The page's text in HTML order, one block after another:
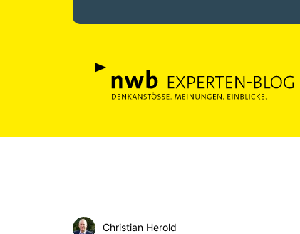
Christian Herold